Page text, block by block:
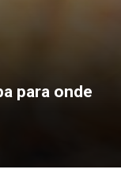
para onde